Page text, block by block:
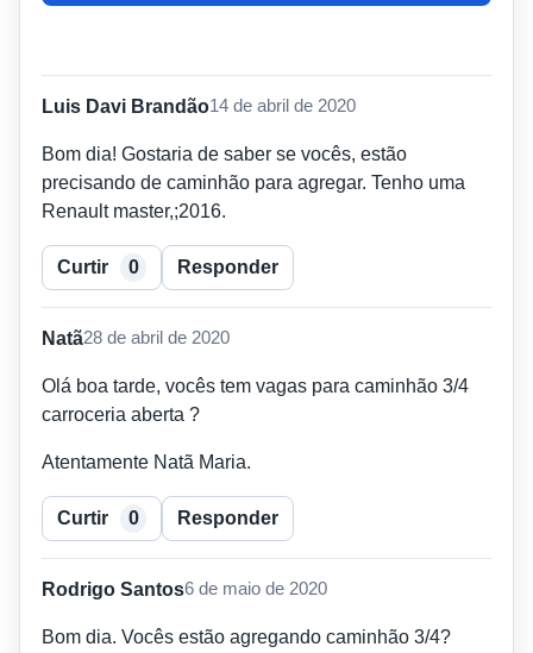
Luis Davi Brandão14 de abril de 2020
Bom dia! Gostaria de saber se vocês, estão
precisando de caminhão para agregar. Tenho uma
Renault master,;2016.
Curtir 0 Responder
Natã28 de abril de 2020
Olá boa tarde, vocês tem vagas para caminhão 3/4
carroceria aberta ?
Atentamente Natã Maria.
Curtir 0 Responder
Rodrigo Santos6 de maio de 2020
Bom dia. Vocês estão agregando caminhão 3/4?